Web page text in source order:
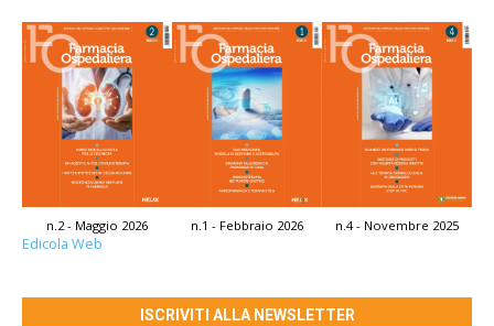
n.2 - Maggio 2026 n.1 - Febbraio 2026 n.4 - Novembre 2025
Edicola Web
ISCRIVITI ALLA NEWSLETTER